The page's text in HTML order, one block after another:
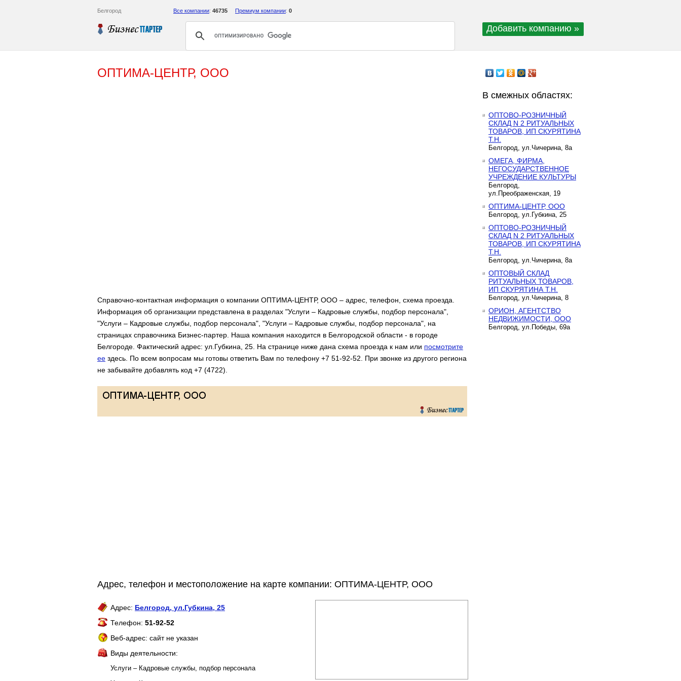
Белгород Все компании: 46735 Премиум компании: 0
Добавить компанию »
ОПТИМА-ЦЕНТР, ООО
Справочно-контактная информация о компании ОПТИМА-ЦЕНТР, ООО – адрес, телефон, схема проезда.
Информация об организации представлена в разделах "Услуги – Кадровые службы, подбор персонала",
"Услуги – Кадровые службы, подбор персонала", "Услуги – Кадровые службы, подбор персонала", на
страницах справочника Бизнес-партер. Наша компания находится в Белгородской области - в городе
Белгороде. Фактический адрес: ул.Губкина, 25. На странице ниже дана схема проезда к нам или посмотрите
ее здесь. По всем вопросам мы готовы ответить Вам по телефону +7 51-92-52. При звонке из другого региона
не забывайте добавлять код +7 (4722).
Адрес, телефон и местоположение на карте компании: ОПТИМА-ЦЕНТР, ООО
Адрес: Белгород, ул.Губкина, 25
Телефон: 51-92-52
Веб-адрес: сайт не указан
Виды деятельности:
Услуги – Кадровые службы, подбор персонала
В смежных областях:
ОПТОВО-РОЗНИЧНЫЙ
СКЛАД N 2 РИТУАЛЬНЫХ
ТОВАРОВ, ИП СКУРЯТИНА
Т.Н.
Белгород, ул.Чичерина, 8а
ОМЕГА, ФИРМА,
НЕГОСУДАРСТВЕННОЕ
УЧРЕЖДЕНИЕ КУЛЬТУРЫ
Белгород,
ул.Преображенская, 19
ОПТИМА-ЦЕНТР, ООО
Белгород, ул.Губкина, 25
ОПТОВО-РОЗНИЧНЫЙ
СКЛАД N 2 РИТУАЛЬНЫХ
ТОВАРОВ, ИП СКУРЯТИНА
Т.Н.
Белгород, ул.Чичерина, 8а
ОПТОВЫЙ СКЛАД
РИТУАЛЬНЫХ ТОВАРОВ,
ИП СКУРЯТИНА Т.Н.
Белгород, ул.Чичерина, 8
ОРИОН, АГЕНТСТВО
НЕДВИЖИМОСТИ, ООО
Белгород, ул.Победы, 69а